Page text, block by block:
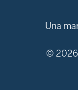
© 2026
Una